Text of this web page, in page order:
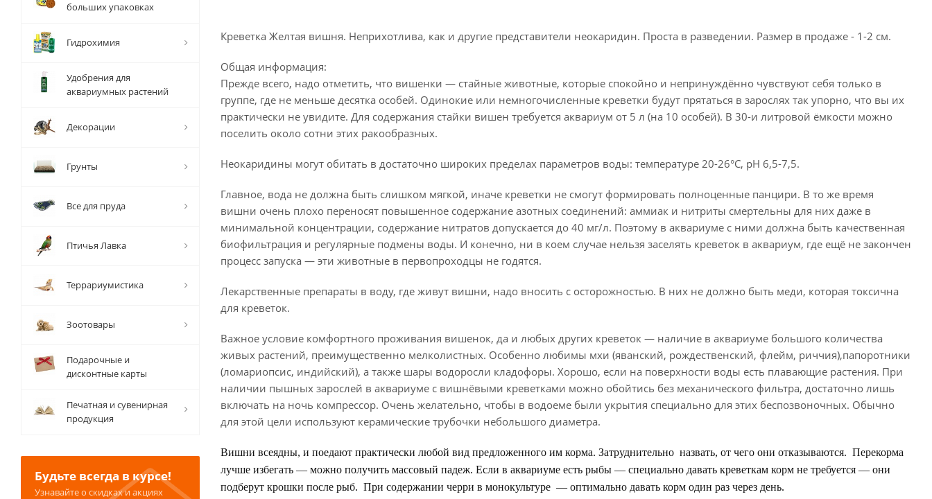
Креветка Желтая вишня. Неприхотлива, как и другие представители неокаридин. Проста в разведении. Размер в продаже - 1-2 см.
Общая информация:
Прежде всего, надо отметить, что вишенки — стайные животные, которые спокойно и непринуждённо чувствуют себя только в
группе, где не меньше десятка особей. Одинокие или немногочисленные креветки будут прятаться в зарослях так упорно, что вы их
практически не увидите. Для содержания стайки вишен требуется аквариум от 5 л (на 10 особей). В 30-и литровой ёмкости можно
поселить около сотни этих ракообразных.
Неокаридины могут обитать в достаточно широких пределах параметров воды: температуре 20-26°C, pH 6,5-7,5.
Главное, вода не должна быть слишком мягкой, иначе креветки не смогут формировать полноценные панцири. В то же время
вишни очень плохо переносят повышенное содержание азотных соединений: аммиак и нитриты смертельны для них даже в
минимальной концентрации, содержание нитратов допускается до 40 мг/л. Поэтому в аквариуме с ними должна быть качественная
биофильтрация и регулярные подмены воды. И конечно, ни в коем случае нельзя заселять креветок в аквариум, где ещё не закончен
процесс запуска — эти животные в первопроходцы не годятся.
Лекарственные препараты в воду, где живут вишни, надо вносить с осторожностью. В них не должно быть меди, которая токсична
для креветок.
Важное условие комфортного проживания вишенок, да и любых других креветок — наличие в аквариуме большого количества
живых растений, преимущественно мелколистных. Особенно любимы мхи (яванский, рождественский, флейм, риччия),папоротники
(ломариопсис, индийский), а также шары водоросли кладофоры. Хорошо, если на поверхности воды есть плавающие растения. При
наличии пышных зарослей в аквариуме с вишнёвыми креветками можно обойтись без механического фильтра, достаточно лишь
включать на ночь компрессор. Очень желательно, чтобы в водоеме были укрытия специально для этих беспозвоночных. Обычно
для этой цели используют керамические трубочки небольшого диаметра.
Вишни всеядны, и поедают практически любой вид предложенного им корма. Затруднительно назвать, от чего они отказываются. Перекорма
лучше избегать — можно получить массовый падеж. Если в аквариуме есть рыбы — специально давать креветкам корм не требуется — они
подберут крошки после рыб. При содержании черри в монокультуре — оптимально давать корм один раз через день.
больших упаковках
Гидрохимия
Удобрения для
аквариумных растений
Декорации
Грунты
Все для пруда
Птичья Лавка
Террариумистика
Зоотовары
Подарочные и
дисконтные карты
Печатная и сувенирная
продукция
Будьте всегда в курсе!
Узнавайте о скидках и акциях